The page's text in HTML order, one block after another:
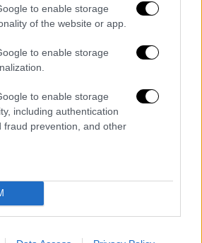
to enable storage
of the website or app.
to enable storage
to enable storage
including authentication
fraud prevention, and other
είναι για συμφωνίες ΑΟΖ
αναφέρεται κυρίως
θαλάσσιο υπέδαφος, ενώ η
στα υπερκείμενα
μίλια από τις γραμμές
ανακηρυχθεί και να
σε όμορα κράτη.
κριτήρια είναι, πρώτον, η
όταν συντρέχουν